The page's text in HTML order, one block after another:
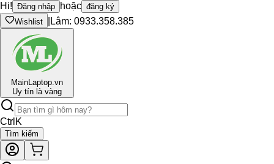
Hi! Đăng nhập hoặc đăng ký
Wishlist
Lâm: 0933.358.385
MainLaptop.vn
Uy tín là vàng
Ctrl K
Tìm kiếm